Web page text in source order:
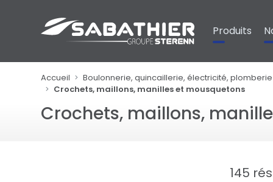
Produits
Accueil
Boulonnerie, quincaillerie, électricité, plomberie
Crochets, maillons, manilles et mousquetons
Crochets, maillons,
145